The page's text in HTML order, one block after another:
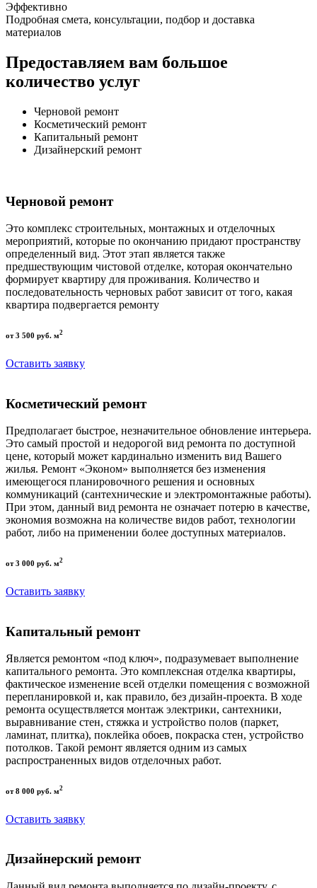
Эффективно
Подробная смета, консультации, подбор и доставка
материалов
Предоставляем вам большое
количество услуг
Черновой ремонт
Косметический ремонт
Капитальный ремонт
Дизайнерский ремонт
Черновой ремонт
Это комплекс строительных, монтажных и отделочных
мероприятий, которые по окончанию придают пространству
определенный вид. Этот этап является также
предшествующим чистовой отделке, которая окончательно
формирует квартиру для проживания. Количество и
последовательность черновых работ зависит от того, какая
квартира подвергается ремонту
от 3 500 руб. м2
Оставить заявку
Косметический ремонт
Предполагает быстрое, незначительное обновление интерьера.
Это самый простой и недорогой вид ремонта по доступной
цене, который может кардинально изменить вид Вашего
жилья. Ремонт «Эконом» выполняется без изменения
имеющегося планировочного решения и основных
коммуникаций (сантехнические и электромонтажные работы).
При этом, данный вид ремонта не означает потерю в качестве,
экономия возможна на количестве видов работ, технологии
работ, либо на применении более доступных материалов.
от 3 000 руб. м2
Оставить заявку
Капитальный ремонт
Является ремонтом «под ключ», подразумевает выполнение
капитального ремонта. Это комплексная отделка квартиры,
фактическое изменение всей отделки помещения с возможной
перепланировкой и, как правило, без дизайн-проекта. В ходе
ремонта осуществляется монтаж электрики, сантехники,
выравнивание стен, стяжка и устройство полов (паркет,
ламинат, плитка), поклейка обоев, покраска стен, устройство
потолков. Такой ремонт является одним из самых
распространенных видов отделочных работ.
от 8 000 руб. м2
Оставить заявку
Дизайнерский ремонт